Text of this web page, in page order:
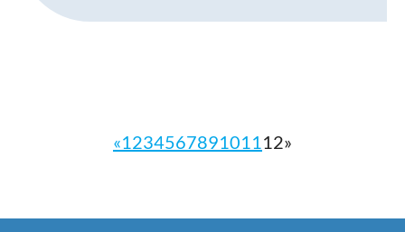
«123456789101112»